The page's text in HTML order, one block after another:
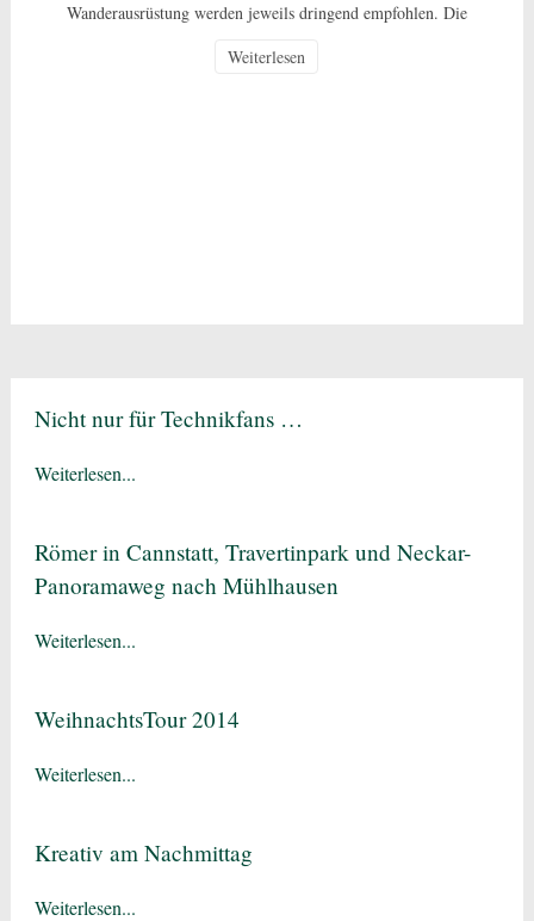
Wanderausrüstung werden jeweils dringend empfohlen. Die
Risiko und sind nur für den privaten Gebrauch gestattet. Bei den
Weiterlesen
Nicht nur für Technikfans …
Weiterlesen...
Römer in Cannstatt, Travertinpark und Neckar-
Panoramaweg nach Mühlhausen
Weiterlesen...
WeihnachtsTour 2014
Weiterlesen...
Kreativ am Nachmittag
Weiterlesen...